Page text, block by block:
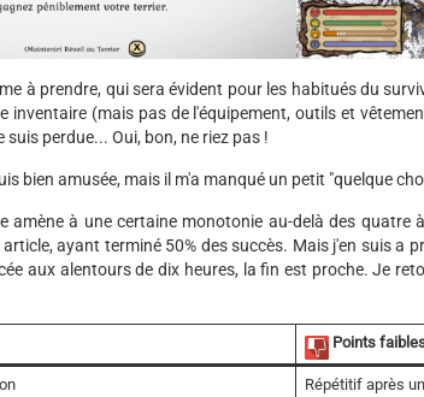
à prendre, qui sera évident pour les habitués du
inventaire (mais pas de l'équipement, outils et
suis perdue... Oui, bon, ne riez pas !
bien amusée, mais il m'a manqué un petit "quelque
amène à une certaine monotonie au-delà des quatre
article, ayant terminé 50% des succès. Mais j'en suis a
aux alentours de dix heures, la fin est proche. Je
Points
Répétitif après